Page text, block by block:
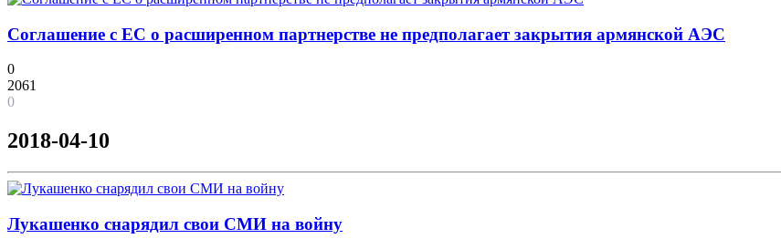
Соглашение с ЕС о расширенном партнерстве не предполагает закрытия армянской АЭС
0
2061
0
2018-04-10
Лукашенко снарядил свои СМИ на войну